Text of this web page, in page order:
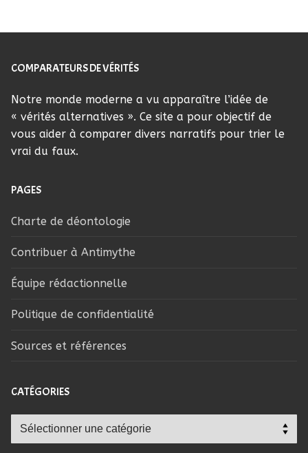
COMPARATEURS DE VÉRITÉS
Notre monde moderne a vu apparaître l’idée de
« vérités alternatives ». Ce site a pour objectif de
vous aider à comparer divers narratifs pour trier le
vrai du faux.
PAGES
Charte de déontologie
Contribuer à Antimythe
Équipe rédactionnelle
Politique de confidentialité
Sources et références
CATÉGORIES
Catégories